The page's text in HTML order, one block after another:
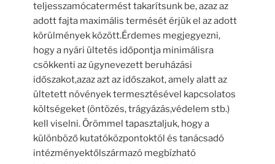
teljesszamócatermést takarítsunk be, azaz az
adott fajta maximális termését érjük el az adott
körülmények között.Érdemes megjegyezni,
hogy a nyári ültetés időpontja minimálisra
csökkenti az úgynevezett beruházási
időszakot,azaz azt az időszakot, amely alatt az
ültetett növények termesztésével kapcsolatos
költségeket (öntözés, trágyázás,védelem stb.)
kell viselni. Örömmel tapasztaljuk, hogy a
különböző kutatóközpontoktól és tanácsadó
intézményektőlszármazó megbízható